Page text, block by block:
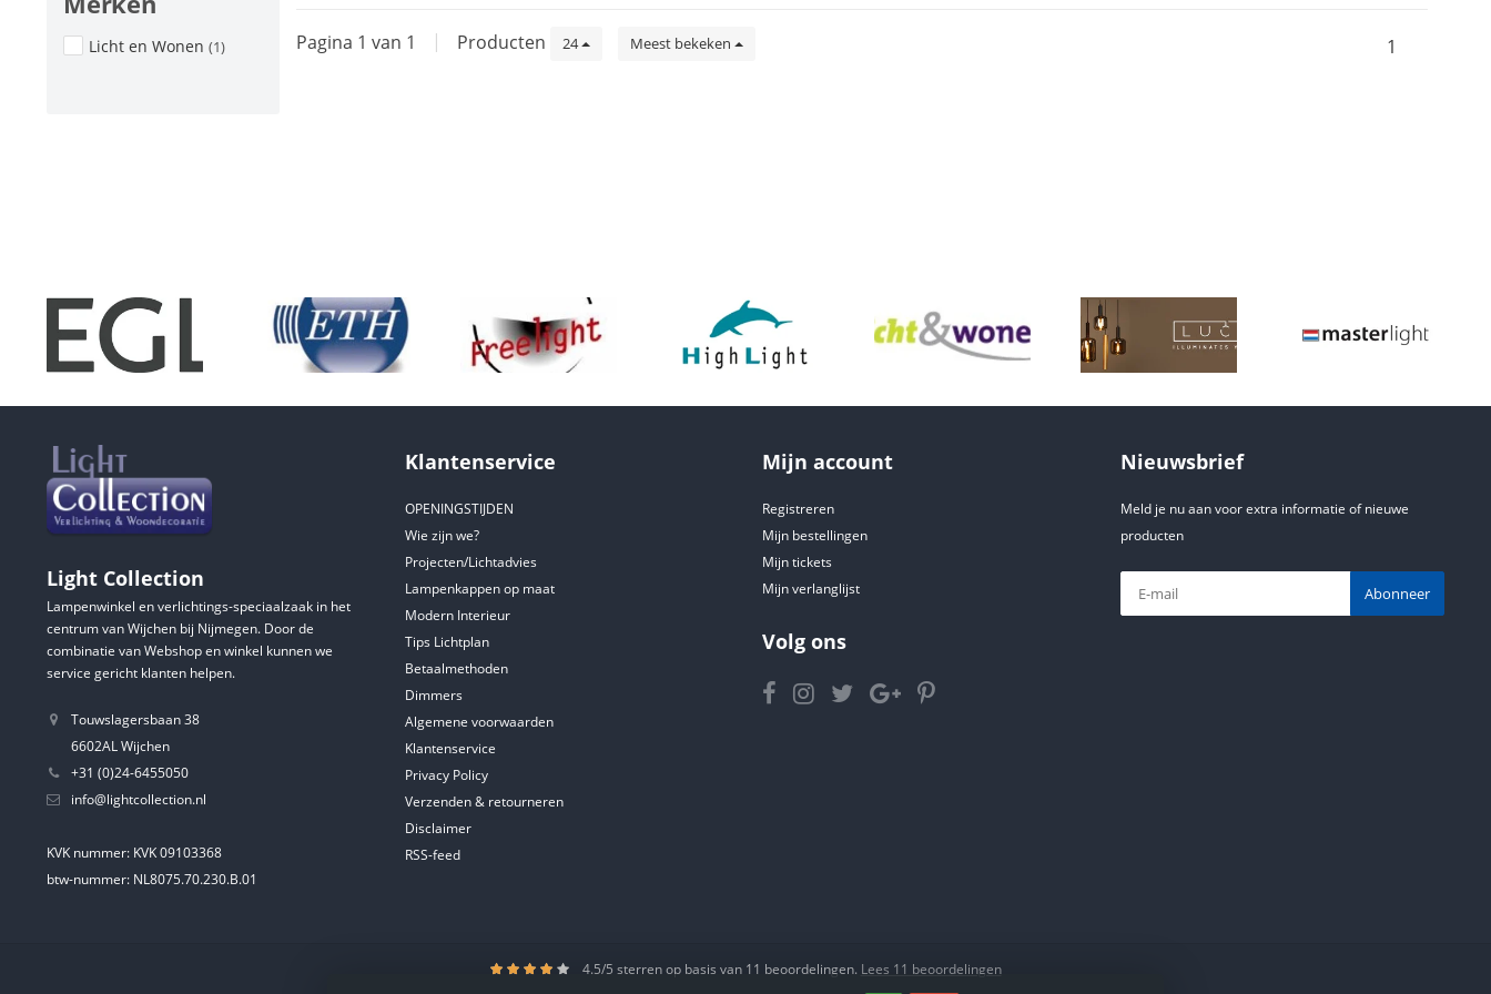
Licht en Wonen (1) Pagina 1 van 1 | Producten 24 Meest bekeken 1
Light Collection
Lampenwinkel en verlichtings-speciaalzaak in het
centrum van Wijchen bij Nijmegen. Door de
combinatie van Webshop en winkel kunnen we
service gericht klanten helpen.
Touwslagersbaan 38
6602AL Wijchen
+31 (0)24-6455050
info@lightcollection.nl
KVK nummer: KVK 09103368
btw-nummer: NL8075.70.230.B.01
Klantenservice
OPENINGSTIJDEN
Wie zijn we?
Projecten/Lichtadvies
Lampenkappen op maat
Modern Interieur
Tips Lichtplan
Betaalmethoden
Dimmers
Algemene voorwaarden
Klantenservice
Privacy Policy
Verzenden & retourneren
Disclaimer
RSS-feed
Mijn account
Registreren
Mijn bestellingen
Mijn tickets
Mijn verlanglijst
Volg ons
Nieuwsbrief
Meld je nu aan voor extra informatie of nieuwe
producten
Abonneer
4.5/5 sterren op basis van 11 beoordelingen. Lees 11 beoordelingen